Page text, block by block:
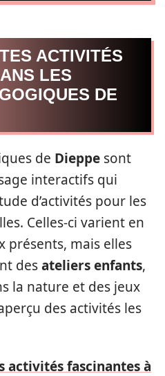
ACTIVITÉS
LES
DE
de Dieppe sont
interactifs qui
d’activités pour les
Celles-ci varient en
présents, mais elles
desateliers enfants,
la nature et des jeux
des activités les
activités fascinantes à